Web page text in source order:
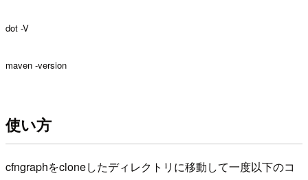
dot -V
maven -version
使い方
cfngraphをcloneしたディレクトリに移動して一度以下のコ